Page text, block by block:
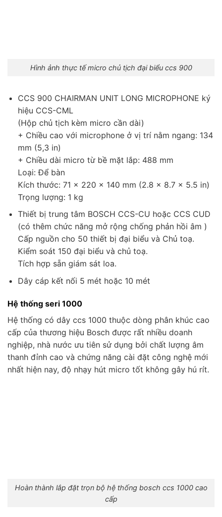
Hình ảnh thực tế micro chủ tịch đại biểu ccs 900
CCS 900 CHAIRMAN UNIT LONG MICROPHONE ký
hiệu CCS-CML
(Hộp chủ tịch kèm micro cần dài)
+ Chiều cao với microphone ở vị trí nằm ngang: 134
mm (5,3 in)
+ Chiều dài micro từ bề mặt lắp: 488 mm
Loại: Để bàn
Kích thước: 71 x 220 x 140 mm (2.8 x 8.7 x 5.5 in)
Trọng lượng: 1 kg
Thiết bị trung tâm BOSCH CCS-CU hoặc CCS CUD
(có thêm chức năng mở rộng chống phản hồi âm )
Cấp nguồn cho 50 thiết bị đại biểu và Chủ toạ.
Kiểm soát 150 đại biểu và chủ toạ.
Tích hợp sẵn giám sát loa.
Dây cáp kết nối 5 mét hoặc 10 mét
Hệ thống seri 1000
Hệ thống có dây ccs 1000 thuộc dòng phân khúc cao
cấp của thương hiệu Bosch được rất nhiều doanh
nghiệp, nhà nước ưu tiên sử dụng bởi chất lượng âm
thanh đỉnh cao và chứng năng cài đặt công nghệ mới
nhất hiện nay, độ nhạy hút micro tốt không gây hú rít.
Hoàn thành lắp đặt trọn bộ hệ thống bosch ccs 1000 cao
cấp